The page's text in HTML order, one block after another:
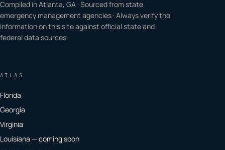
Compiled in Atlanta, GA · Sourced from state
emergency management agencies · Always verify the
information on this site against official state and
federal data sources.
ATLAS
Florida
Georgia
Virginia
Louisiana — coming soon